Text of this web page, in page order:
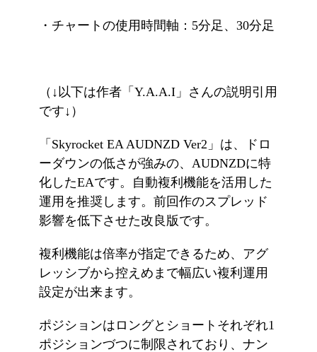
・チャートの使用時間軸：5分足、30分足
（↓以下は作者「Y.A.A.I」さんの説明引用
です↓）
「Skyrocket EA AUDNZD Ver2」は、ドロ
ーダウンの低さが強みの、AUDNZDに特
化したEAです。自動複利機能を活用した
運用を推奨します。前回作のスプレッド
影響を低下させた改良版です。
複利機能は倍率が指定できるため、アグ
レッシブから控えめまで幅広い複利運用
設定が出来ます。
ポジションはロングとショートそれぞれ1
ポジションづつに制限されており、ナン